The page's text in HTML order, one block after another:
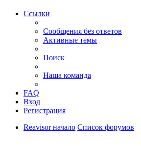
Ссылки
Сообщения без ответов
Активные темы
Поиск
Наша команда
FAQ
Вход
Регистрация
Reavisor начало Список форумов